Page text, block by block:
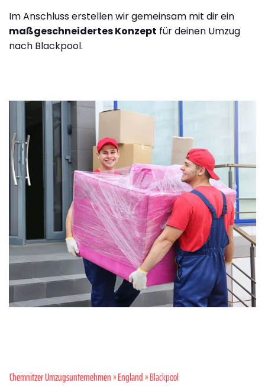
Im Anschluss erstellen wir gemeinsam mit dir ein
maßgeschneidertes Konzept für deinen Umzug
nach Blackpool.
Chemnitzer Umzugsunternehmen»England» Blackpool